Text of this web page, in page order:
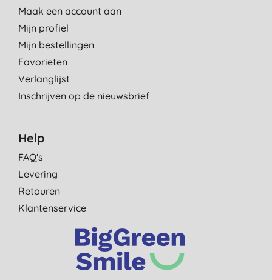
Maak een account aan
Mijn profiel
Mijn bestellingen
Favorieten
Verlanglijst
Inschrijven op de nieuwsbrief
Help
FAQ's
Levering
Retouren
Klantenservice